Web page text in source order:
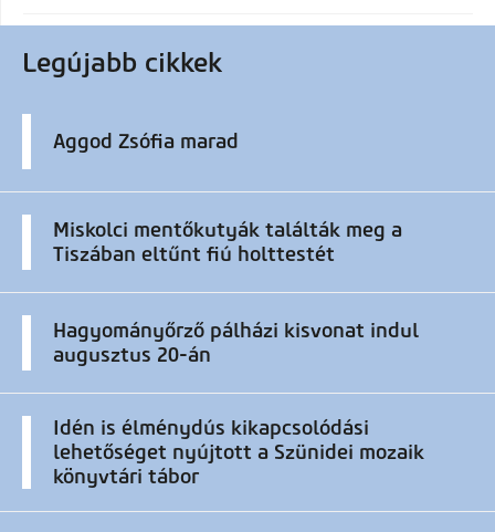
Legújabb cikkek
Aggod Zsófia marad
Miskolci mentőkutyák találták meg a
Tiszában eltűnt fiú holttestét
Hagyományőrző pálházi kisvonat indul
augusztus 20-án
Idén is élménydús kikapcsolódási
lehetőséget nyújtott a Szünidei mozaik
könyvtári tábor